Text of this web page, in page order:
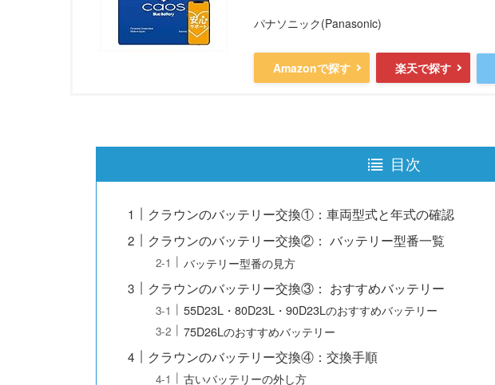
パナソニック(Panasonic)
Amazonで探す 楽天で探す
目次
クラウンのバッテリー交換①：車両型式と年式の確認
クラウンのバッテリー交換②： バッテリー型番一覧
バッテリー型番の見方
クラウンのバッテリー交換③： おすすめバッテリー
55D23L・80D23L・90D23Lのおすすめバッテリー
75D26Lのおすすめバッテリー
クラウンのバッテリー交換④：交換手順
古いバッテリーの外し方